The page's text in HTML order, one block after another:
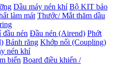
Dầu máy nén khí Bộ KIT bảo
làm mát Thước/ Mắt thăm dầu
nén Đầu nén (Airend) Phớt
Bánh răng Khớp nối (Coupling)
nén khí
biến Board điều khiển /